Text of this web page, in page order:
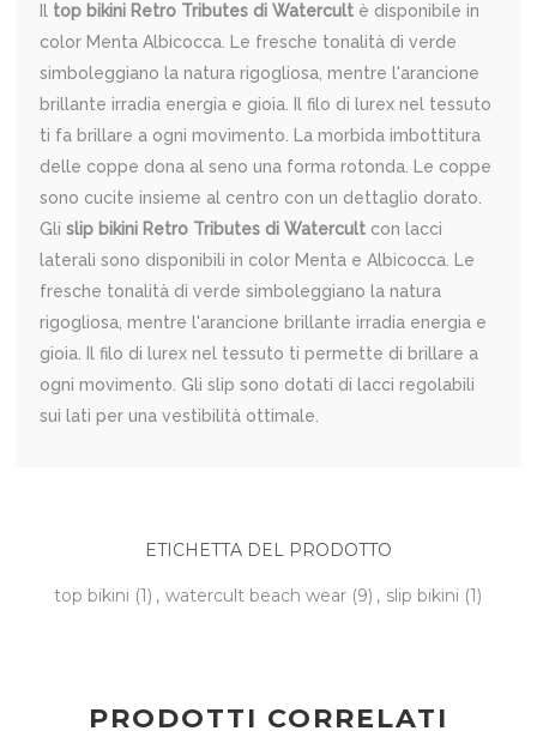
Il top bikini Retro Tributes di Watercult è disponibile in
color Menta Albicocca. Le fresche tonalità di verde
simboleggiano la natura rigogliosa, mentre l'arancione
brillante irradia energia e gioia. Il filo di lurex nel tessuto
ti fa brillare a ogni movimento. La morbida imbottitura
delle coppe dona al seno una forma rotonda. Le coppe
sono cucite insieme al centro con un dettaglio dorato.
Glislip bikini Retro Tributes di Watercult con lacci
laterali sono disponibili in color Menta e Albicocca. Le
fresche tonalità di verde simboleggiano la natura
rigogliosa, mentre l'arancione brillante irradia energia e
gioia. Il filo di lurex nel tessuto ti permette di brillare a
ogni movimento. Gli slip sono dotati di lacci regolabili
sui lati per una vestibilità ottimale.
ETICHETTA DEL PRODOTTO
top bikini (1) , watercult beach wear (9) , slip bikini (1)
PRODOTTI CORRELATI